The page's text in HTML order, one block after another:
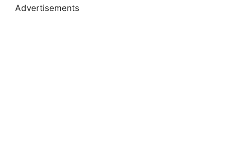
Advertisements